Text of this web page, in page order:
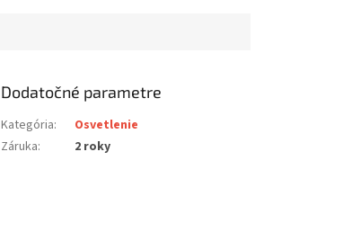
Dodatočné parametre
Kategória:
Osvetlenie
Záruka: 2 roky